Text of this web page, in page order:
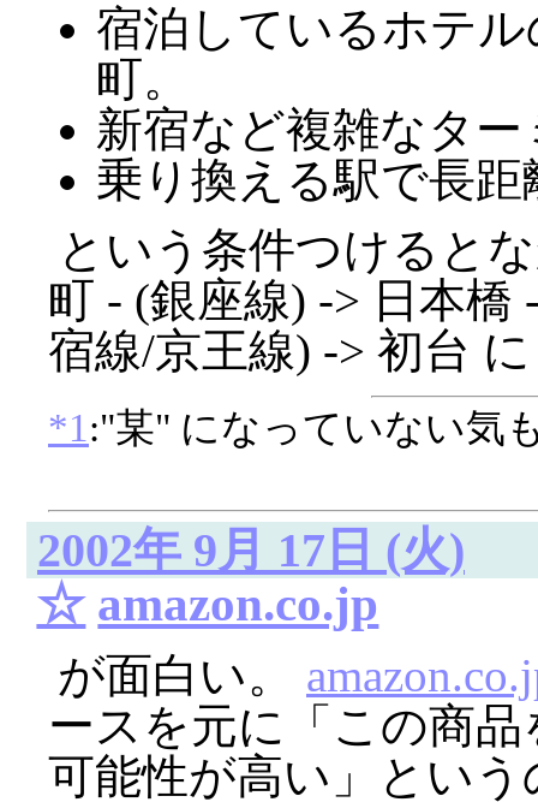
宿泊しているホテ
町。
新宿など複雑なタ
乗り換える駅で長
という条件つけると
町 - (銀座線) -> 日本橋
宿線/京王線) -> 初台
*1 :"某" になっていない気
2002年 9月 17日 (火)
☆ amazon.co.jp
が面白い。
ースを元に「この商
可能性が高い」とい